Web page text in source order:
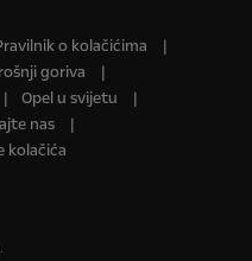
o kolačićima
goriva
Opel u svijetu
nas
kolačića